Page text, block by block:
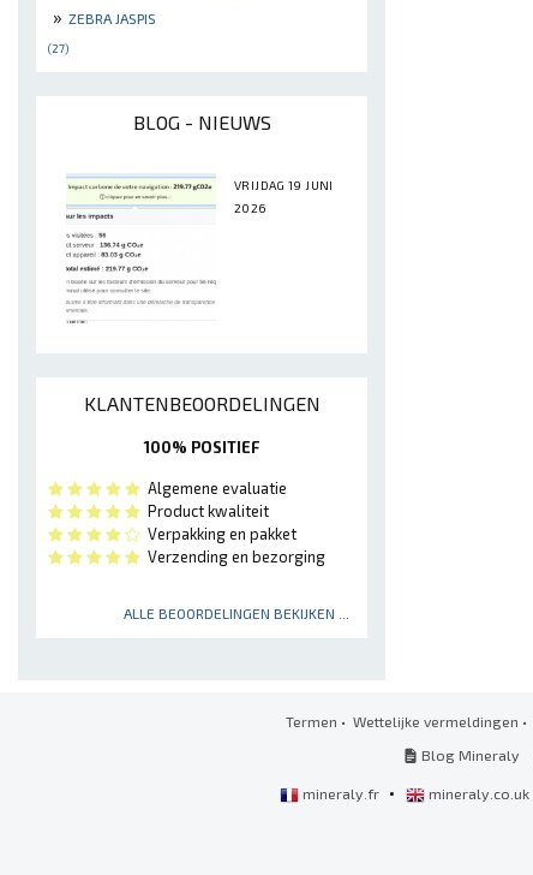
» ZEBRA JASPIS
(27)
BLOG - NIEUWS
VRIJDAG 19 JUNI
2026
KLANTENBEOORDELINGEN
100% POSITIEF
Algemene evaluatie
Product kwaliteit
Verpakking en pakket
Verzending en bezorging
ALLE BEOORDELINGEN BEKIJKEN ...
Termen • Wettelijke vermeldingen •
Blog Mineraly
mineraly.fr • mineraly.co.uk